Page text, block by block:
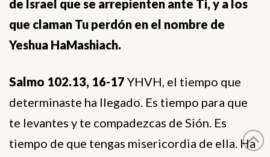
de Israel que se arrepienten ante Ti, y a los
que claman Tu perdón en el nombre de
Yeshua HaMashiach.
Salmo 102.13, 16-17 YHVH, el tiempo que
determinaste ha llegado. Es tiempo para que
te levantes y te compadezcas de Sión. Es
tiempo de que tengas misericordia de ella. Ha